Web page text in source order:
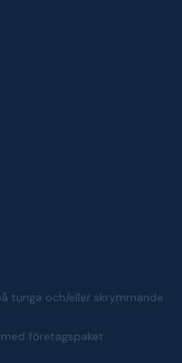
tunga och/eller skrymmande
företagspaket